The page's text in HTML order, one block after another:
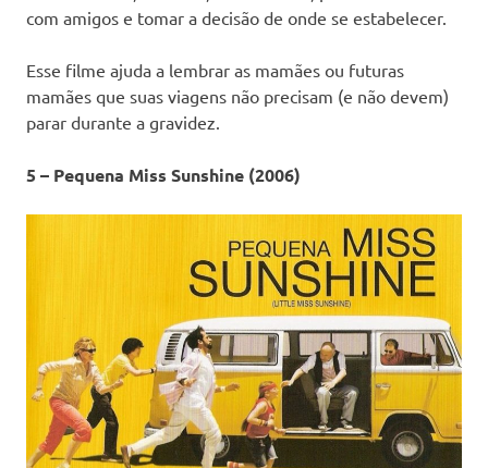
com amigos e tomar a decisão de onde se estabelecer.
Esse filme ajuda a lembrar as mamães ou futuras
mamães que suas viagens não precisam (e não devem)
parar durante a gravidez.
5 – Pequena Miss Sunshine (2006)